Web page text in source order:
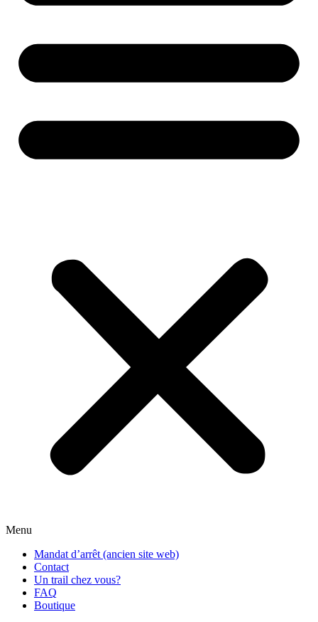
Menu
Mandat d’arrêt (ancien site web)
Contact
Un trail chez vous?
FAQ
Boutique